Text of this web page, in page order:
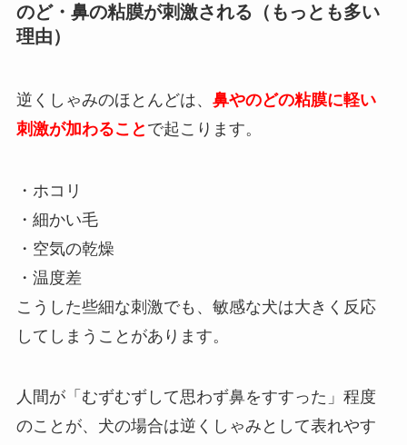
のど・鼻の粘膜が刺激される（もっとも多い
理由）
逆くしゃみのほとんどは、 鼻やのどの粘膜に軽い
刺激が加わること で起こります。
・ホコリ
・細かい毛
・空気の乾燥
・温度差
こうした些細な刺激でも、敏感な犬は大きく反応
してしまうことがあります。
人間が「むずむずして思わず鼻をすすった」程度
のことが、犬の場合は逆くしゃみとして表れやす